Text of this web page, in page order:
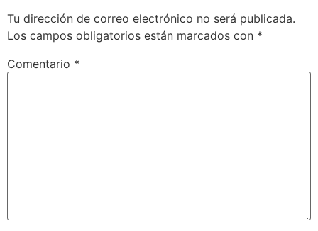
Tu dirección de correo electrónico no será publicada.
Los campos obligatorios están marcados con *
Comentario *